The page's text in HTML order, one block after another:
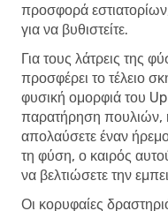
προσφορά
για να βυθιστείτε.
Για τους λάτρεις της
προσφέρει το τέλειο
φυσική ομορφιά του
παρατήρηση πουλιών,
απολαύσετε έναν
τη φύση, ο καιρός
να βελτιώσετε την
Οι κορυφαίες